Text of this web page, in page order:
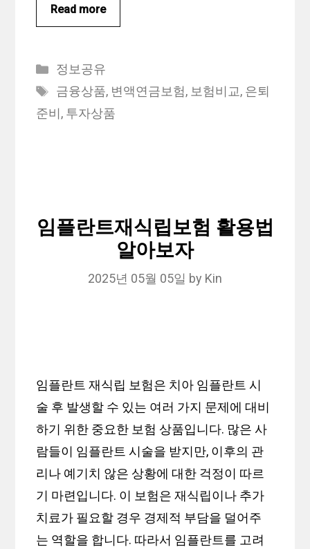
Read more
Categories
정보공유
Tags
금융상품, 변액연금보험, 보험비교, 은퇴
준비, 투자상품
임플란트재식립보험 활용법
알아보자
2025년 05월 05일 by Kin
임플란트 재식립 보험은 치아 임플란트 시
술 후 발생할 수 있는 여러 가지 문제에 대비
하기 위한 중요한 보험 상품입니다. 많은 사
람들이 임플란트 시술을 받지만, 이후의 관
리나 예기치 않은 상황에 대한 걱정이 따르
기 마련입니다. 이 보험은 재식립이나 추가
치료가 필요할 경우 경제적 부담을 덜어주
는 역할을 합니다. 따라서 임플란트를 고려